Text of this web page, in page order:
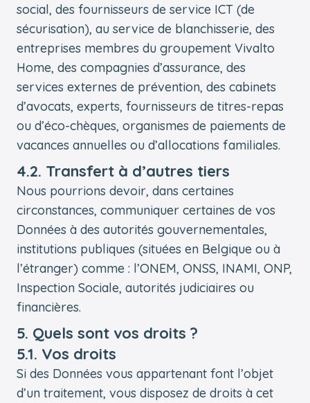
social, des fournisseurs de service ICT (de
sécurisation), au service de blanchisserie, des
entreprises membres du groupement Vivalto
Home, des compagnies d’assurance, des
services externes de prévention, des cabinets
d’avocats, experts, fournisseurs de titres-repas
ou d’éco-chèques, organismes de paiements de
vacances annuelles ou d’allocations familiales.
4.2. Transfert à d’autres tiers
Nous pourrions devoir, dans certaines
circonstances, communiquer certaines de vos
Données à des autorités gouvernementales,
institutions publiques (situées en Belgique ou à
l’étranger) comme : l’ONEM, ONSS, INAMI, ONP,
Inspection Sociale, autorités judiciaires ou
financières.
5. Quels sont vos droits ?
5.1. Vos droits
Si des Données vous appartenant font l’objet
d’un traitement, vous disposez de droits à cet